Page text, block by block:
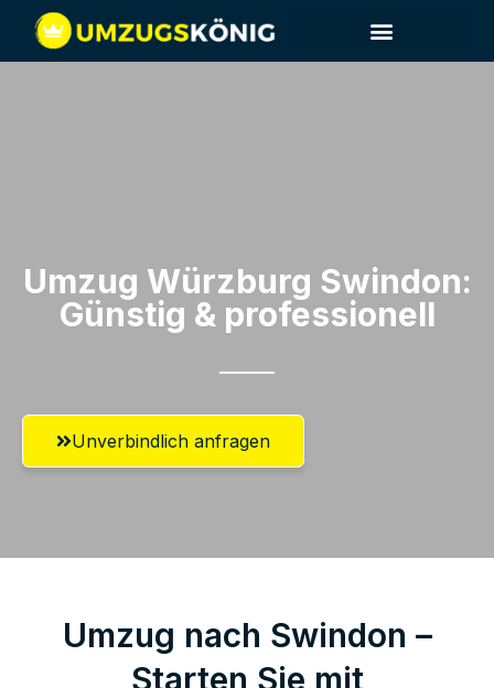
Umzug Würzburg​ Swindon:
Günstig & professionell​
Unverbindlich anfragen
Umzug nach Swindon –
Starten Sie mit